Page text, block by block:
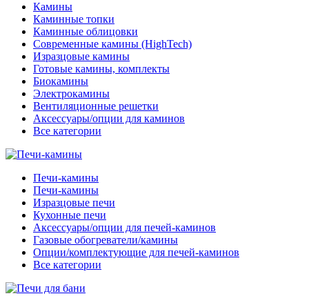
Камины
Каминные топки
Каминные облицовки
Современные камины (HighTech)
Изразцовые камины
Готовые камины, комплекты
Биокамины
Электрокамины
Вентиляционные решетки
Аксессуары/опции для каминов
Все категории
Печи-камины
Печи-камины
Изразцовые печи
Кухонные печи
Аксессуары/опции для печей-каминов
Газовые обогреватели/камины
Опции/комплектующие для печей-каминов
Все категории